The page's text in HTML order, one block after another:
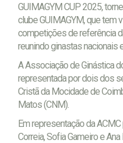
GUIMAGYM CUP 2025,
clube GUIMAGYM, que tem
competições de referência
reunindo ginastas nacionais
A Associação de Ginástica
representada por dois dos
Cristã da Mocidade de
Matos (CNM).
Em representação da
Correia, Sofia Gameiro e